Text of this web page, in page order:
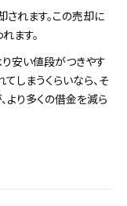
れます。この売却に
ます。
安い値段がつきやす
しまうくらいなら、そ
より多くの借金を減ら